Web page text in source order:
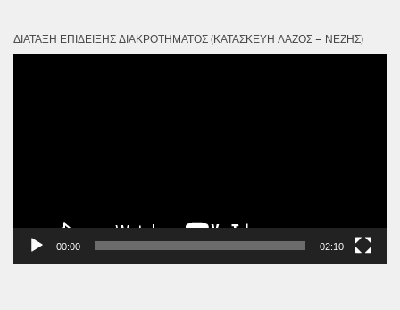
ΔΙΆΤΑΞΗ ΕΠΊΔΕΙΞΗΣ ΔΙΑΚΡΟΤΉΜΑΤΟΣ (ΚΑΤΑΣΚΕΥΉ ΛΆΖΟΣ – ΝΈΖΗΣ)
00:00 02:10